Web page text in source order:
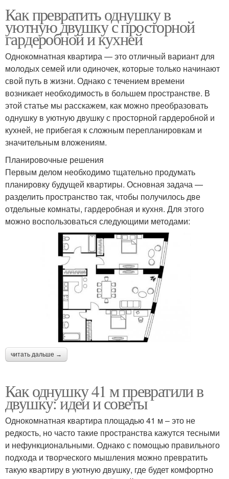
Как превратить однушку в
уютную двушку с просторной
гардеробной и кухней
Однокомнатная квартира — это отличный вариант для
молодых семей или одиночек, которые только начинают
свой путь в жизни. Однако с течением времени
возникает необходимость в большем пространстве. В
этой статье мы расскажем, как можно преобразовать
однушку в уютную двушку с просторной гардеробной и
кухней, не прибегая к сложным перепланировкам и
значительным вложениям.
Планировочные решения
Первым делом необходимо тщательно продумать
планировку будущей квартиры. Основная задача —
разделить пространство так, чтобы получилось две
отдельные комнаты, гардеробная и кухня. Для этого
можно воспользоваться следующими методами:
читать дальше →
Как однушку 41 м превратили в
двушку: идеи и советы
Однокомнатная квартира площадью 41 м – это не
редкость, но часто такие пространства кажутся тесными
и нефункциональными. Однако с помощью правильного
подхода и творческого мышления можно превратить
такую квартиру в уютную двушку, где будет комфортно